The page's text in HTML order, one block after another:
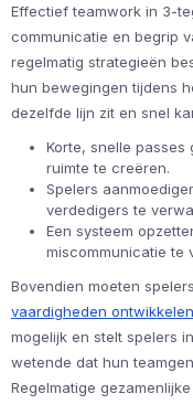
Effectief teamwork in 3-
communicatie en begrip
regelmatig strategieën
hun bewegingen tijdens
dezelfde lijn zit en snel
Korte, snelle passes
ruimte te creëren.
Spelers
verdedigers te
Een systeem
miscommunicatie te
Bovendien moeten
vaardigheden ontwikkelen
mogelijk en stelt spelers
wetende dat hun
Regelmatige